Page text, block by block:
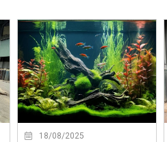
XEM THÊM
18/08/2025